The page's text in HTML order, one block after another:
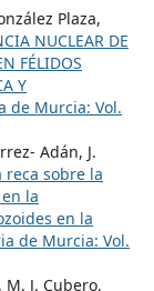
Plaza,
NUCLEAR DE
FÉLIDOS
Y
de Murcia: Vol.
Adán, J.
reca sobre la
la
en la
de Murcia: Vol.
J. Cubero,